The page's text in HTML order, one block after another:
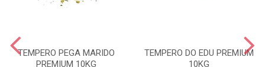
TEMPERO PEGA MARIDO
PREMIUM 10KG
TEMPERO DO EDU PREMIUM
10KG